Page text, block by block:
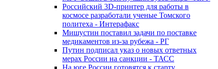
Российский 3D-принтер для работы в
космосе разработали ученые Томского
политеха - Интерафакс
Мишустин поставил задачи по поставке
медикаментов из-за рубежа - РГ
Путин подписал указ о новых ответных
мерах России на санкции - ТАСС
На юге России готовятся к старту